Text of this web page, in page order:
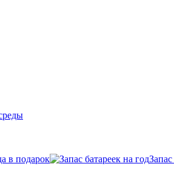
в подарок